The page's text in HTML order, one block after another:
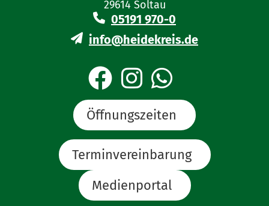
29614 Soltau
05191 970-0
info@heidekreis.de
Öffnungszeiten
Terminvereinbarung
Medienportal